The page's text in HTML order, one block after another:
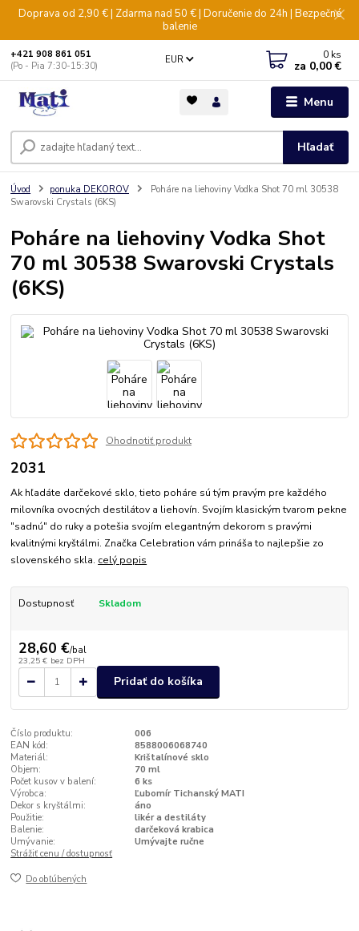
Doprava od 2,90 € | Zdarma nad 50 € | Doručenie do 24h | Bezpečné
balenie
Menu
EUR
Hľadať
+421 908 861 051
(Po - Pia 7:30-15:30)
0 ks
za 0,00 €
Úvod ponuka DEKOROV
Poháre na liehoviny Vodka Shot 70 ml 30538
Swarovski Crystals (6KS)
Poháre na liehoviny Vodka Shot
70 ml 30538 Swarovski Crystals
(6KS)
Ohodnotiť produkt
2031
Ak hľadáte darčekové sklo, tieto poháre sú tým pravým pre každého
milovníka ovocných destilátov a liehovín. Svojím klasickým tvarom pekne
"sadnú" do ruky a potešia svojím elegantným dekorom s pravými
kvalitnými kryštálmi. Značka Celebration vám prináša to najlepšie zo
slovenského skla. celý popis
Dostupnosť Skladom
28,60 €/bal
23,25 € bez DPH
Pridať do košíka
Číslo produktu:
006
EAN kód:
8588006068740
Materiál:
Krištalínové sklo
Objem:
70 ml
Počet kusov v balení:
6 ks
Výrobca:
Ľubomír Tichanský MATI
Dekor s kryštálmi:
áno
Použitie:
likér a destiláty
Balenie:
darčeková krabica
Umývanie:
Umývajte ručne
Strážiť cenu / dostupnosť
Do obľúbených